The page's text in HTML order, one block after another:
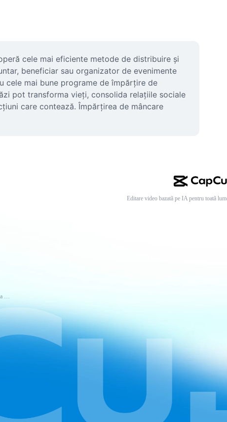
cele mai eficiente metode de distribuire și
beneficiar sau organizator de evenimente
mai bune programe de împărțire de
pot transforma vieți, consolida relațiile sociale
care contează. Împărțirea de mâncare
Despre Condițiile de utilizare a serviciului CapCut
Editare video bazată pe IA pentru toată